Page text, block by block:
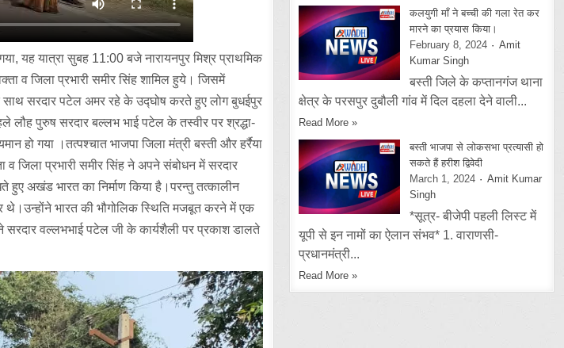
यह यात्रा सुबह 11:00 बजे नारायनपुर मिश्र प्राथमिक
व जिला प्रभारी समीर सिंह शामिल हुये। जिसमें
साथ सरदार पटेल अमर रहे के उद्घोष करते हुए लोग बुधईपुर
पुरुष सरदार बल्लभ भाई पटेल के तस्वीर पर श्रद्धा-
हो गया ।तत्पश्चात भाजपा जिला मंत्री बस्ती और हर्रैया
जिला प्रभारी समीर सिंह ने अपने संबोधन में सरदार
अखंड भारत का निर्माण किया है।परन्तु तत्कालीन
थे।उन्होंने भारत की भौगोलिक स्थिति मजबूत करने में एक
सरदार वल्लभभाई पटेल जी के कार्यशैली पर प्रकाश डालते
कलयुगी माँ ने बच्ची की गला रेत कर
मारने का प्रयास किया।
February 8, 2024
Amit
Kumar Singh
बस्ती जिले के कप्तानगंज थाना
क्षेत्र के परसपुर दुबौली गांव में दिल दहला देने वाली...
Read More »
बस्ती भाजपा से लोकसभा प्रत्यासी हो
सकते हैं हरीश द्विवेदी
March 1, 2024
Amit Kumar
Singh
*सूत्र- बीजेपी पहली लिस्ट में
यूपी से इन नामों का ऐलान संभव* 1. वाराणसी-
प्रधानमंत्री...
Read More »